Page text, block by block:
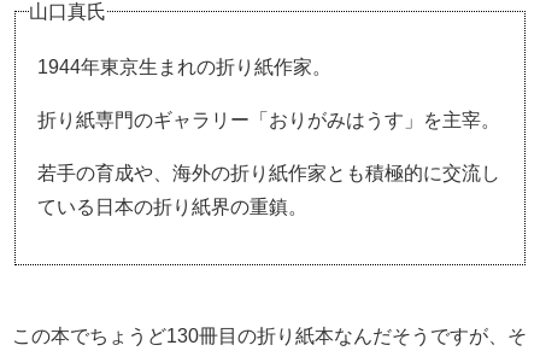
山口真氏
1944年東京生まれの折り紙作家。
折り紙専門のギャラリー「おりがみはうす」を主宰。
若手の育成や、海外の折り紙作家とも積極的に交流し
ている日本の折り紙界の重鎮。
この本でちょうど130冊目の折り紙本なんだそうですが、そ